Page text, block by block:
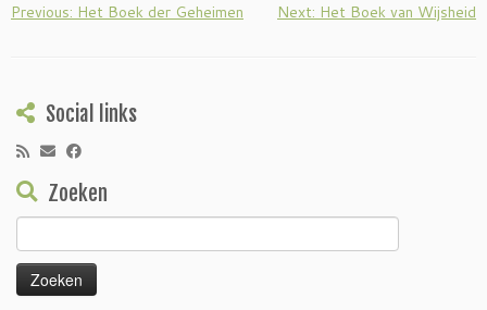
Previous: Het Boek der Geheimen
Next: Het Boek van Wijsheid
Social links
Zoeken
naar: